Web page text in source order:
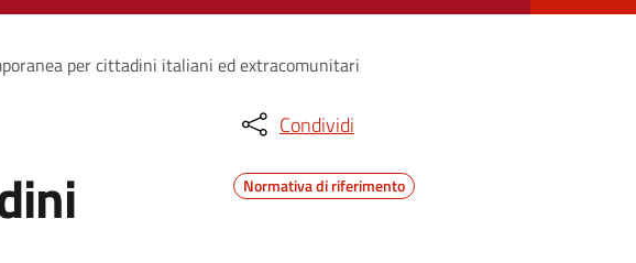
per cittadini italiani ed extracomunitari
Condividi
Normativa di riferimento